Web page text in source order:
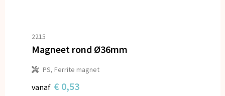
2215
Magneet rond Ø36mm
PS, Ferrite magnet
vanaf € 0,53